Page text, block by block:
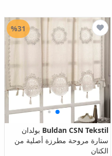
Buldan CSN Tekstil بولدان
ستارة مروحة مطرزة أصلية من
الكتان
%31